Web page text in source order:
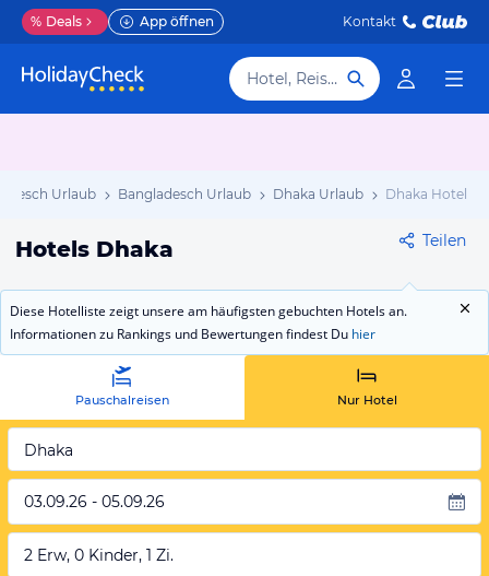
% Deals App öffnen Kontakt
Hotel, Reiseziel
Urlaub Bangladesch Urlaub Dhaka Urlaub Dhaka Hotels
Hotels Dhaka Teilen
Diese Hotelliste zeigt unsere am häufigsten gebuchten Hotels an.
Informationen zu Rankings und Bewertungen findest Du hier
Pauschalreisen Nur Hotel
Dhaka
03.09.26 - 05.09.26
2 Erw, 0 Kinder, 1 Zi.